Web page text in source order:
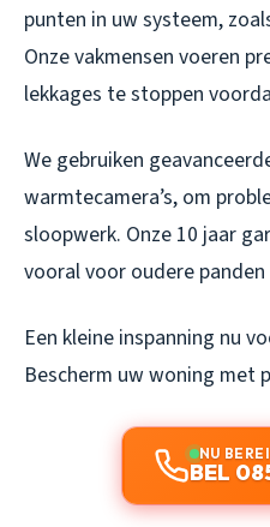
punten in uw systeem,
Onze vakmensen voeren
lekkages te stoppen
We gebruiken
warmtecamera’s, om
sloopwerk. Onze 10 jaar
vooral voor oudere
Een kleine inspanning nu
Bescherm uw woning met
NU
BEL